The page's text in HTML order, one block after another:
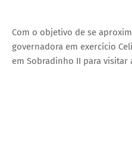
Com o objetivo de se
governadora em exercício
em Sobradinho II para visitar